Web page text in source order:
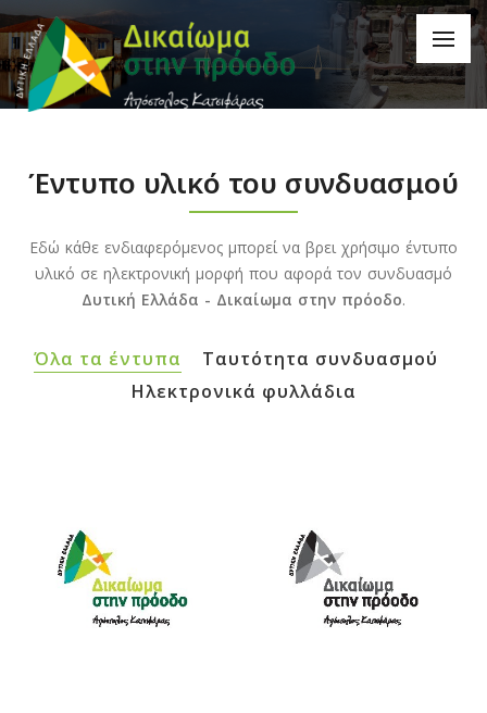
Έντυπο υλικό του συνδυασμού
Εδώ κάθε ενδιαφερόμενος μπορεί να βρει χρήσιμο έντυπο
υλικό σε ηλεκτρονική μορφή που αφορά τον συνδυασμό
Δυτική Ελλάδα - Δικαίωμα στην πρόοδο.
Όλα τα έντυπα
Ταυτότητα συνδυασμού
Ηλεκτρονικά φυλλάδια